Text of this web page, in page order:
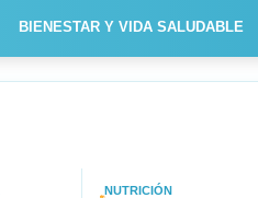
BIENESTAR Y VIDA SALUDABLE
NUTRICIÓN